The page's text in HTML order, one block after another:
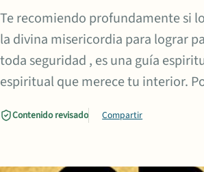
Te recomiendo profundamente si
la divina misericordia para lograr
toda seguridad , es una guía
espiritual que merece tu interior.
Contenido revisado Compartir